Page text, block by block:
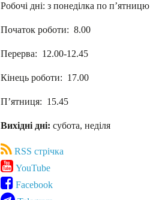
Робочі дні: з понеділка по п’ятницю
Початок роботи: 8.00
Перерва: 12.00-12.45
Кінець роботи: 17.00
П’ятниця: 15.45
Вихідні дні: субота, неділя
RSS стрічка
YouTube
Facebook